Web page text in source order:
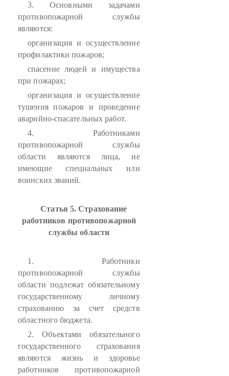
3. Основными задачами
противопожарной службы
являются:
организация и осуществление
профилактики пожаров;
спасение людей и имущества
при пожарах;
организация и осуществление
тушения пожаров и проведение
аварийно-спасательных работ.
4. Работниками
противопожарной службы
области являются лица, не
имеющие специальных или
воинских званий.
Статья 5. Страхование
работников противопожарной
службы области
1. Работники
противопожарной службы
области подлежат обязательному
государственному личному
страхованию за счет средств
областного бюджета.
2. Объектами обязательного
государственного страхования
являются жизнь и здоровье
работников противопожарной